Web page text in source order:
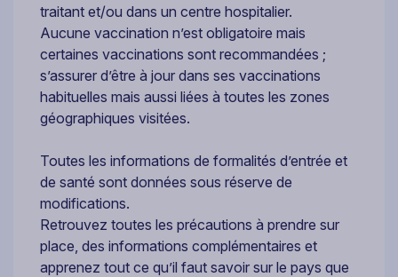
traitant et/ou dans un centre hospitalier.
Aucune vaccination n’est obligatoire mais
certaines vaccinations sont recommandées ;
s’assurer d’être à jour dans ses vaccinations
habituelles mais aussi liées à toutes les zones
géographiques visitées.
Toutes les informations de formalités d’entrée et
de santé sont données sous réserve de
modifications.
Retrouvez toutes les précautions à prendre sur
place, des informations complémentaires et
apprenez tout ce qu’il faut savoir sur le pays que